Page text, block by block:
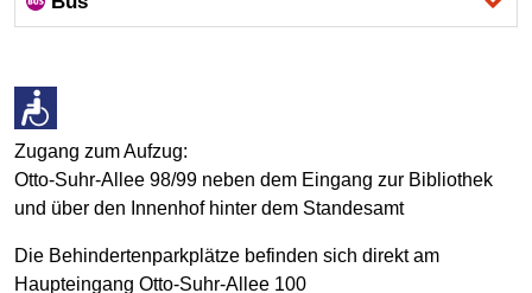
Zugang zum Aufzug:
Otto-Suhr-Allee 98/99 neben dem Eingang zur Bibliothek
und über den Innenhof hinter dem Standesamt
Die Behindertenparkplätze befinden sich direkt am
Haupteingang Otto-Suhr-Allee 100